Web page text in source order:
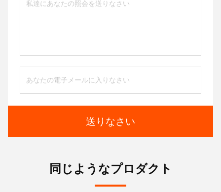
送りなさい
同じようなプロダクト